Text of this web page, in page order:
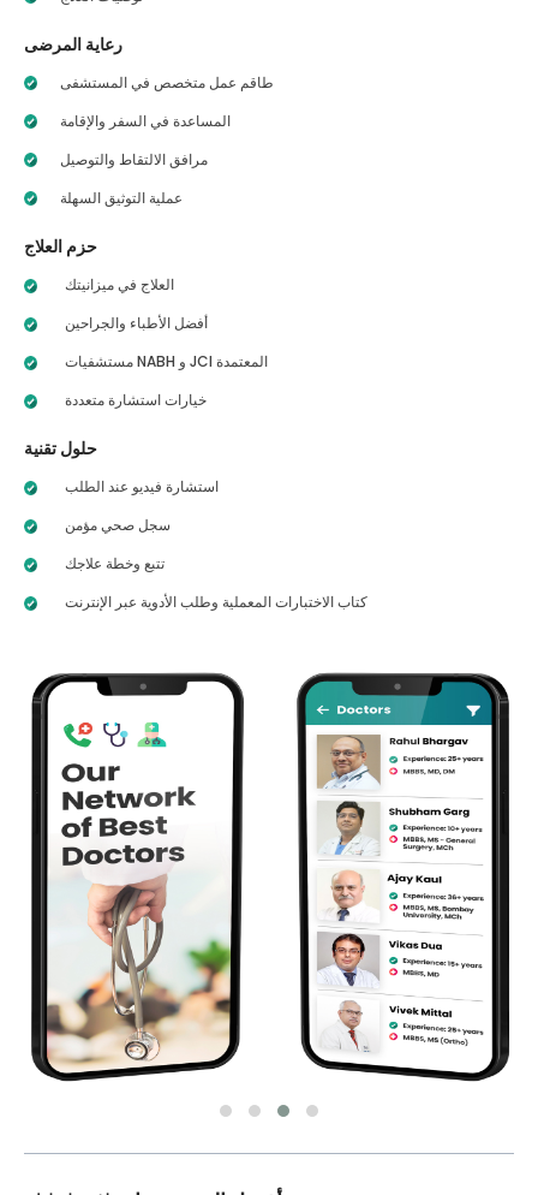
رعاية المرضى
طاقم عمل متخصص في المستشفى
المساعدة في السفر والإقامة
مرافق الالتقاط والتوصيل
عملية التوثيق السهلة
حزم العلاج
العلاج في ميزانيتك
أفضل الأطباء والجراحين
مستشفيات NABH و JCI المعتمدة
خيارات استشارة متعددة
حلول تقنية
استشارة فيديو عند الطلب
سجل صحي مؤمن
تتبع وخطة علاجك
كتاب الاختبارات المعملية وطلب الأدوية عبر الإنترنت